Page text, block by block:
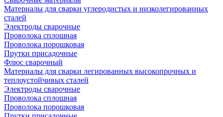
Материалы для сварки углеродистых и низколегированных
сталей
Электроды сварочные
Проволока сплошная
Проволока порошковая
Прутки присадочные
Флюс сварочный
Материалы для сварки легированных высокопрочных и
теплоустойчивых сталей
Электроды сварочные
Проволока сплошная
Проволока порошковая